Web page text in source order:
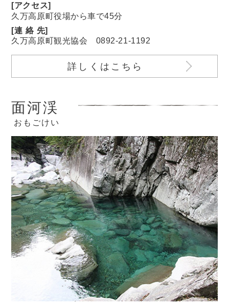
[アクセス]
久万高原町役場から車で45分
[連絡 先]
久万高原町観光協会 0892-21-1192
詳しくはこちら
面河渓
おもごけい